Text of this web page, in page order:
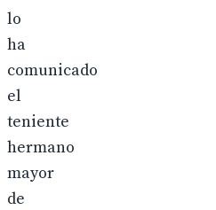
lo
ha
comunicado
el
teniente
hermano
mayor
de